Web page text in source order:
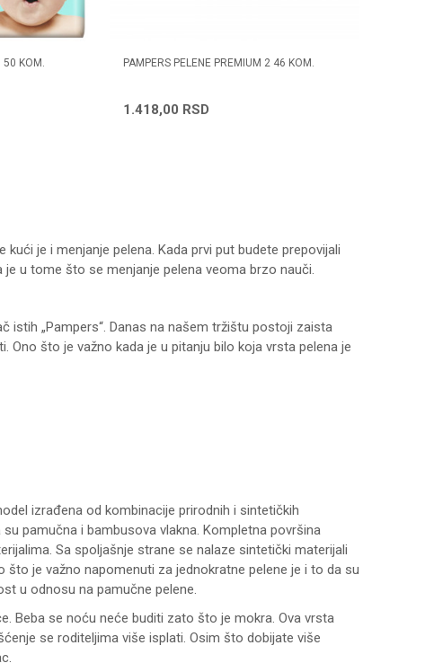
50 KOM. PAMPERS PELENE PREMIUM 2 46 KOM.
1.418,00 RSD
je i menjanje pelena. Kada prvi put budete prepovijali
u tome što se menjanje pelena veoma brzo nauči.
istih „Pampers“. Danas na našem tržištu postoji zaista
što je važno kada je u pitanju bilo koja vrsta pelena je
izrađena od kombinacije prirodnih i sintetičkih
pamučna i bambusova vlakna. Kompletna površina
Sa spoljašnje strane se nalaze sintetički materijali
je važno napomenuti za jednokratne pelene je i to da su
u odnosu na pamučne pelene.
Beba se noću neće buditi zato što je mokra. Ova vrsta
se roditeljima više isplati. Osim što dobijate više